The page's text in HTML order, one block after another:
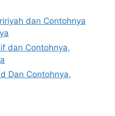
dan Contohnya
dan Contohnya,
Dan Contohnya,